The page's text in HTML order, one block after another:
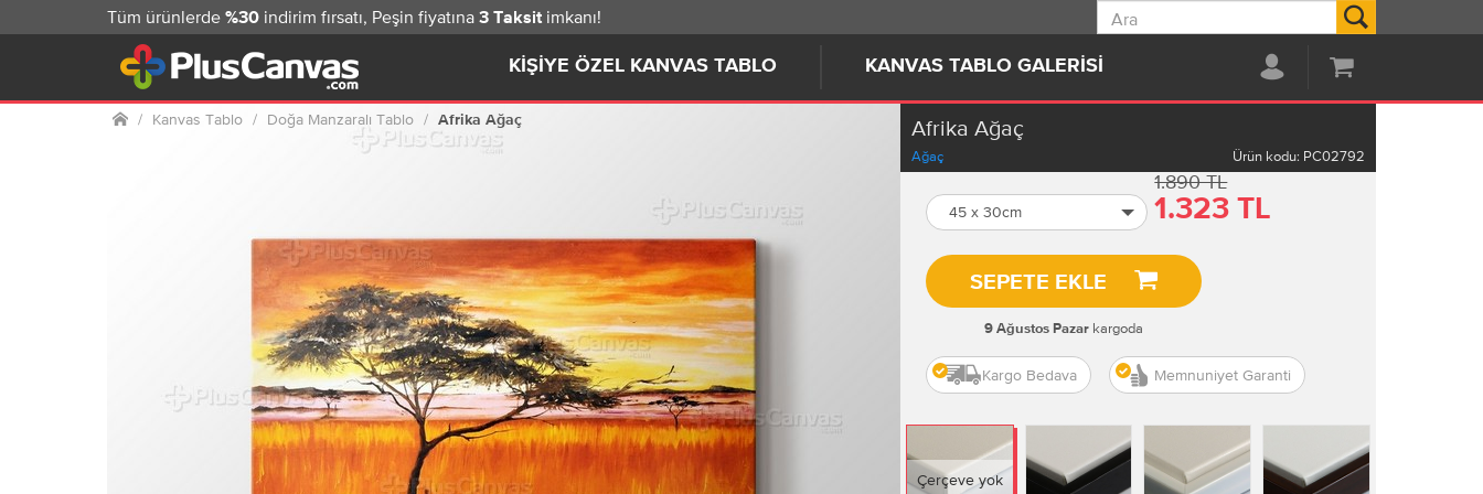
KIŞIYE ÖZEL KANVAS TABLO KANVAS TABLO GALERISI
Tüm ürünlerde %30 indirim fırsatı, Peşin fiyatına 3 Taksit imkanı!
Ana sayfa
Kanvas Tablo Doğa Manzaralı Tablo Afrika Ağaç Afrika Ağaç
Ağaç Ürün kodu: PC02792
45 x 30cm
1.890 TL
1.323 TL
SEPETE EKLE
9 Ağustos Pazarkargoda
Kargo Bedava Memnuniyet Garanti
Çerçeve yok